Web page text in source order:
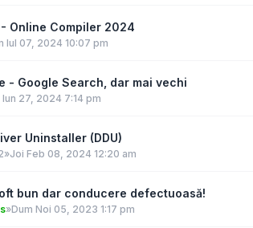
- Online Compiler 2024
Iul 07, 2024 10:07 pm
- Google Search, dar mai vechi
Iun 27, 2024 7:14 pm
Uninstaller (DDU)
»Joi Feb 08, 2024 12:20 am
bun dar conducere defectuoasă!
»Dum Noi 05, 2023 1:17 pm